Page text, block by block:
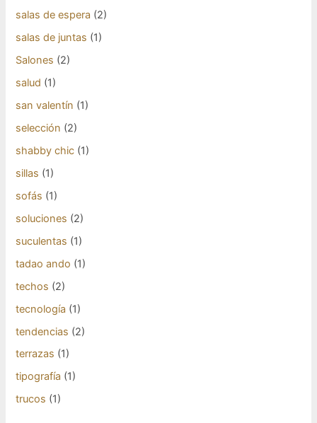
salas de espera (2)
salas de juntas (1)
Salones (2)
salud (1)
san valentín (1)
selección (2)
shabby chic (1)
sillas (1)
sofás (1)
soluciones (2)
suculentas (1)
tadao ando (1)
techos (2)
tecnología (1)
tendencias (2)
terrazas (1)
tipografía (1)
trucos (1)